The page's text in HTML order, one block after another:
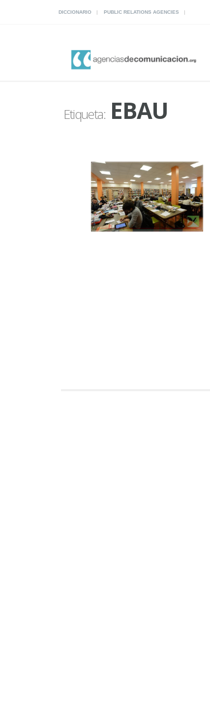
DICCIONARIO PUBLIC RELATIONS AGENCIES
Etiqueta:EBAU